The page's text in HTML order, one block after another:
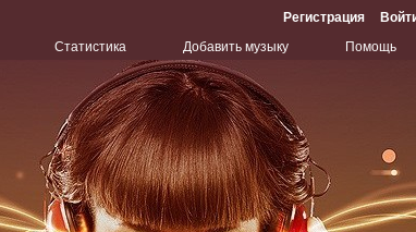
Регистрация
Статистика Добавить музыку Помощь